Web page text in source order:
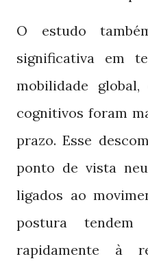
O estudo
significativa em
mobilidade
cognitivos foram
prazo. Esse
ponto de vista
ligados ao
postura
rapidamente à